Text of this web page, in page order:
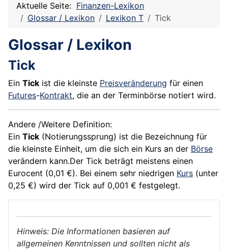
Aktuelle Seite: Finanzen-Lexikon
Glossar / Lexikon
Lexikon T Tick
Glossar / Lexikon
Tick
Ein Tick ist die kleinste Preisveränderung für einen
Futures-Kontrakt, die an der Terminbörse notiert wird.
Andere /Weitere Definition:
Ein Tick (Notierungssprung) ist die Bezeichnung für
die kleinste Einheit, um die sich ein Kurs an der Börse
verändern kann.Der Tick beträgt meistens einen
Eurocent (0,01 €). Bei einem sehr niedrigen Kurs (unter
0,25 €) wird der Tick auf 0,001 € festgelegt.
Hinweis: Die Informationen basieren auf
allgemeinen Kenntnissen und sollten nicht als